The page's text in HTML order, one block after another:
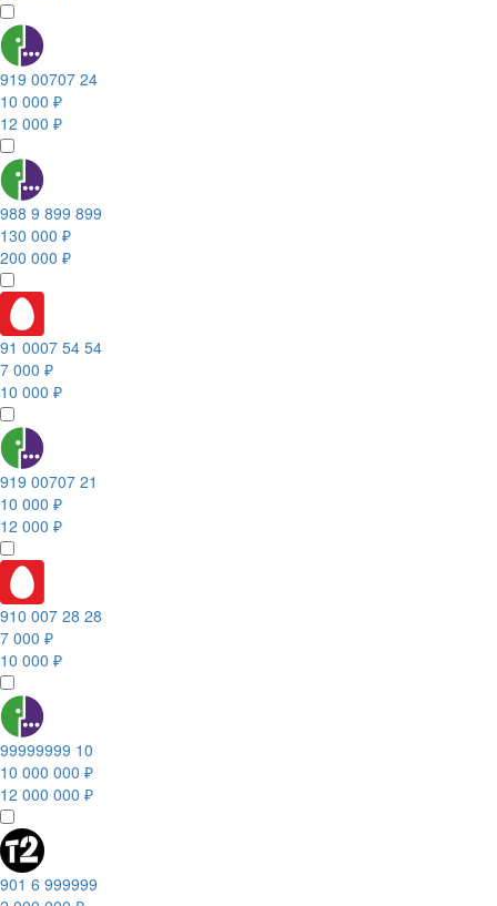
919 00707 24
10 000 ₽
12 000 ₽
988 9 899 899
130 000 ₽
200 000 ₽
91 0007 54 54
7 000 ₽
10 000 ₽
919 00707 21
10 000 ₽
12 000 ₽
910 007 28 28
7 000 ₽
10 000 ₽
99999999 10
10 000 000 ₽
12 000 000 ₽
901 6 999999